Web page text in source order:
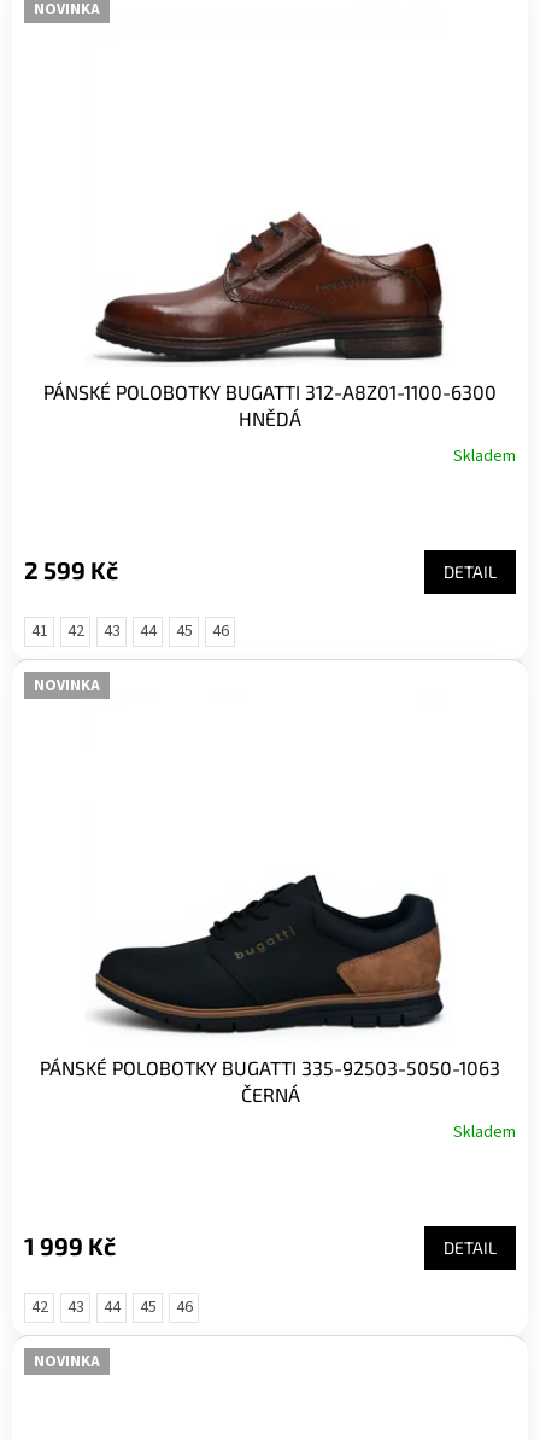
NOVINKA
PÁNSKÉ POLOBOTKY BUGATTI 312-A8Z01-1100-6300
HNĚDÁ
Skladem
2 599 Kč DETAIL
41 42 43 44 45 46
NOVINKA
PÁNSKÉ POLOBOTKY BUGATTI 335-92503-5050-1063
ČERNÁ
Skladem
1 999 Kč DETAIL
42 43 44 45 46
NOVINKA